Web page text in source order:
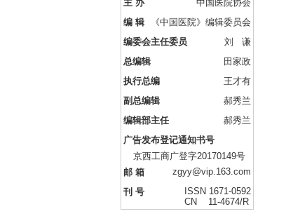
主 办
中国医院协会
编 辑
《中国医院》编辑委员会
编委会主任委员
刘 谦
总编辑
田家政
执行总编
王才有
副总编辑
郝秀兰
编辑部主任
郝秀兰
广告发布登记通知书号
京西工商广登字20170149号
邮 箱
zgyy@vip.163.com
刊 号
ISSN 1671-0592
CN 11-4674/R